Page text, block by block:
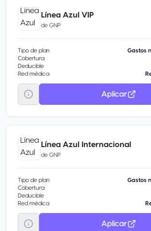
Línea Azul VIP
de GNP
Tipo de plan
Gastos
Cobertura
Deducible
Red médica
Aplicar
Línea Azul Internacional
de GNP
Tipo de plan
Gastos
Cobertura
Deducible
Red médica
Aplicar